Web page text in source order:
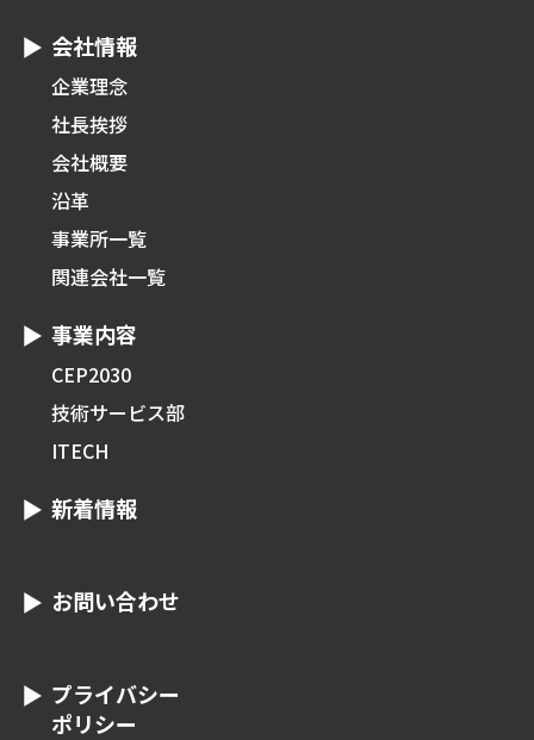
会社情報
企業理念
社長挨拶
会社概要
沿革
事業所一覧
関連会社一覧
事業内容
CEP2030
技術サービス部
ITECH
新着情報
お問い合わせ
プライバシー
ポリシー